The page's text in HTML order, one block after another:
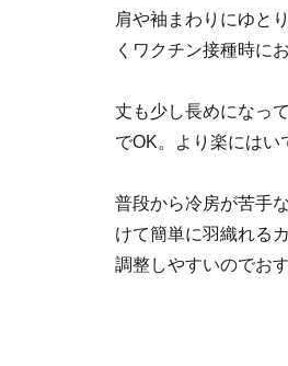
肩や袖まわりにゆと
くワクチン接種時に
丈も少し長めになっ
でOK。より楽にはい
普段から冷房が苦手
けて簡単に羽織れる
調整しやすいのでお